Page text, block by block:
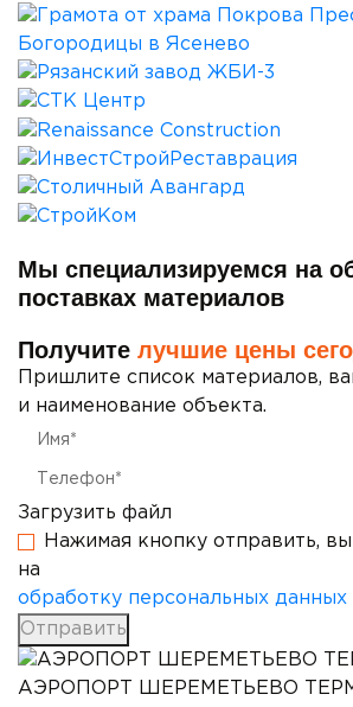
Мы специализируемся на
поставках материалов
Получите лучшие цены
Пришлите список материалов,
и наименование объекта.
Имя*
Телефон*
Загрузить файл
Нажимая кнопку отправить,
на
обработку персональных данных
Отправить
АЭРОПОРТ ШЕРЕМЕТЬЕВО